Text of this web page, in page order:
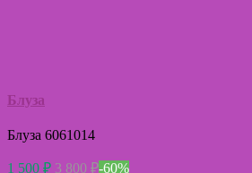
Блуза
Блуза 6061014
1 500 ₽ 3 800 ₽-60%